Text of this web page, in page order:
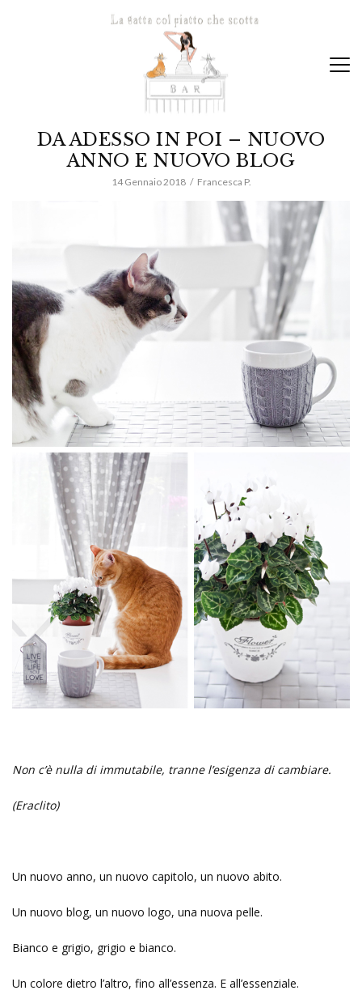
DA ADESSO IN POI – NUOVO
ANNO E NUOVO BLOG
14 Gennaio 2018 Francesca P.
Non c’è nulla di immutabile, tranne l’esigenza di cambiare.
(Eraclito)
Un nuovo anno, un nuovo capitolo, un nuovo abito.
Un nuovo blog, un nuovo logo, una nuova pelle.
Bianco e grigio, grigio e bianco.
Un colore dietro l’altro, fino all’essenza. E all’essenziale.